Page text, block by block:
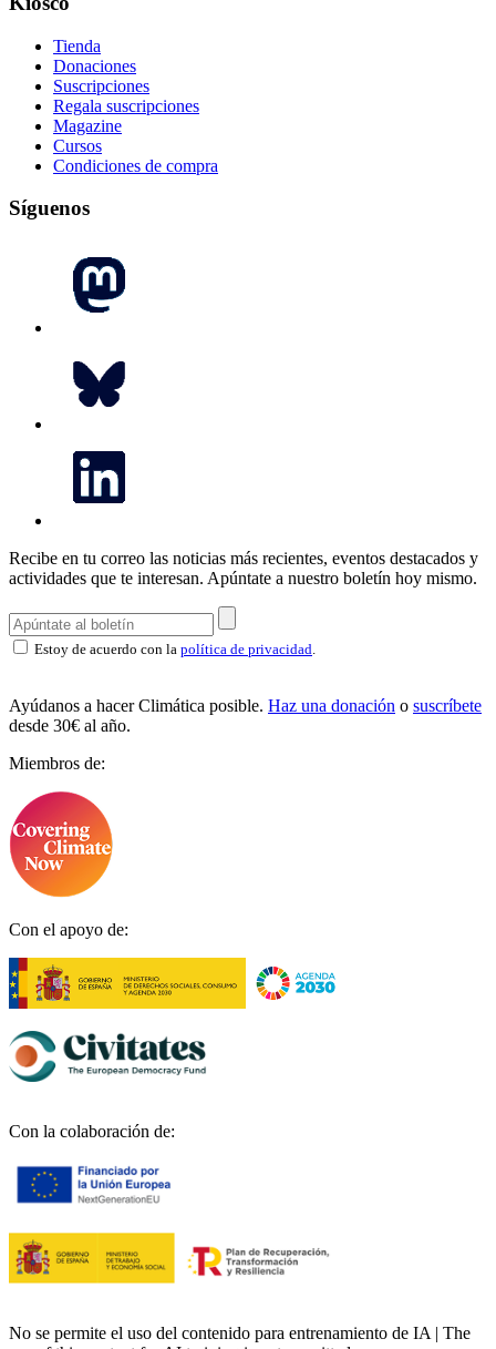
Tienda
Donaciones
Suscripciones
Regala suscripciones
Magazine
Cursos
Condiciones de compra
Síguenos
Recibe en tu correo las noticias más recientes, eventos destacados y
actividades que te interesan. Apúntate a nuestro boletín hoy mismo.
Estoy de acuerdo con la política de privacidad.
Ayúdanos a hacer Climática posible. Haz una donación o suscríbete
desde 30€ al año.
Miembros de:
Con el apoyo de:
Con la colaboración de:
No se permite el uso del contenido para entrenamiento de IA | The